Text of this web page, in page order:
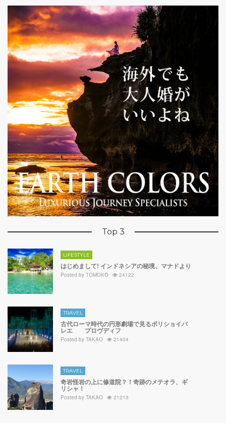
Top 3
LIFESTYLE
はじめまして! インドネシアの秘境、マナドより
Posted by TOMOKO 24122
TRAVEL
古代ローマ時代の円形劇場で見るボリショイバ
レエ プロヴディフ
Posted by TAKAO 21404
TRAVEL
奇岩怪岩の上に修道院？！奇跡のメテオラ、ギ
リシャ！
Posted by TAKAO 21213